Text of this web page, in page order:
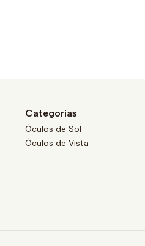
Categorias
Óculos de Sol
Óculos de Vista